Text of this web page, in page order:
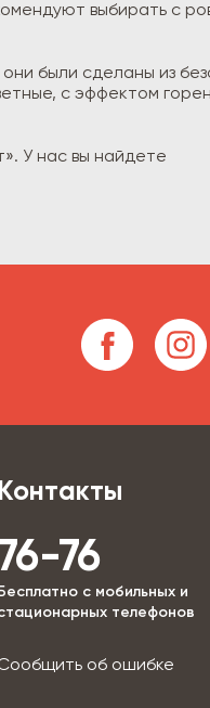
выбирать с
были сделаны из
с эффектом
У нас вы найдете
Контакты
76
Бесплатно с мобильных и
телефонов
об ошибке